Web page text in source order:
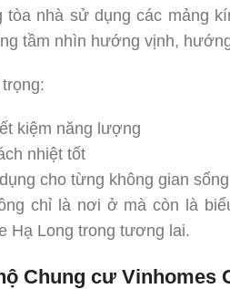
tòa nhà sử dụng các mảng
tầm nhìn hướng vịnh,
kiệm năng lượng
nhiệt tốt
cho từng không gian sống
chỉ là nơi ở mà còn là
Hạ Long trong tương lai.
Chung cư Vinhomes